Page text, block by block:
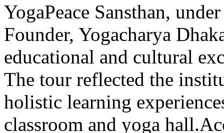
YogaPeace Sansthan,
Founder, Yogacharya
educational and cultural
The tour reflected the
holistic learning
classroom and yoga